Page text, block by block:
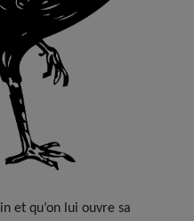
et qu’on lui ouvre sa